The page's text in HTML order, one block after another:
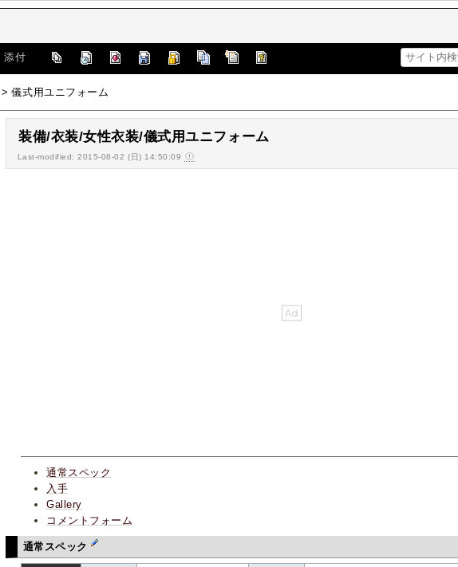
添付
> 儀式用ユニフォーム
装備/衣装/女性衣装/儀式用ユニフォーム
Last-modified: 2015-08-02 (日) 14:50:09
通常スペック
入手
Gallery
コメントフォーム
通常スペック